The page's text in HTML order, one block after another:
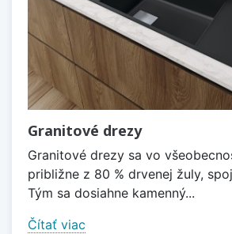
Granitové drezy
Granitové drezy sa vo
približne z 80 % drvenej žuly,
Tým sa dosiahne kamenný...
Čítať viac